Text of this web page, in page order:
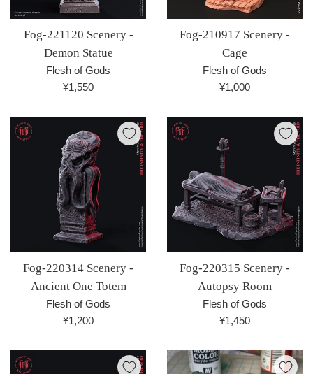
Fog-221120 Scenery -
Demon Statue
Flesh of Gods
通
価
格
¥1,550
Fog-210917 Scenery -
Cage
Flesh of Gods
通
価
格
¥1,000
Fog-220314 Scenery -
Ancient One Totem
Flesh of Gods
通
価
¥1,200
Fog-220315 Scenery -
Autopsy Room
Flesh of Gods
通
価
格
¥1,450